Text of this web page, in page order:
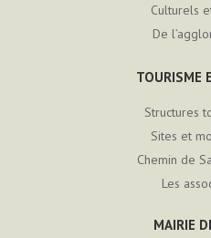
Culturels
De
TOURISME
Structures
Sites et
Chemin de
Les
MAIRIE